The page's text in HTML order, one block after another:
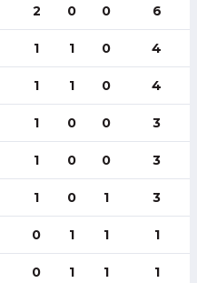
2 0 0 6
1 1 0 4
1 1 0 4
1 0 0 3
1 0 0 3
1 0 1 3
0 1 1 1
0 1 1 1